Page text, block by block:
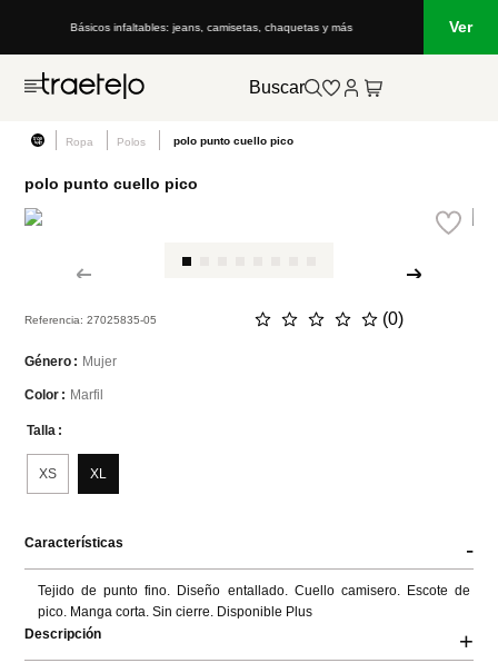
Básicos infaltables: jeans, camisetas, chaquetas y más Ver
Buscar
Ropa Polos polo punto cuello pico
polo punto cuello pico
Referencia:27025835-05 ☆ ☆ ☆ ☆ ☆ (0)
Género Mujer
Color Marfil
Talla
XL
XS
Características -
Tejido de punto fino. Diseño entallado. Cuello camisero. Escote de
pico. Manga corta. Sin cierre. Disponible Plus
Descripción
+